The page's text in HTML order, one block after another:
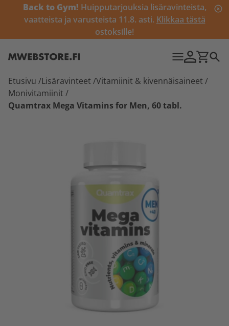
Back to Gym! Huipputarjouksia lisäravinteista,
vaatteista ja varusteista 11.8. asti. Klikkaa tästä
ostoksille!
Etusivu /Lisäravinteet /Vitamiinit & kivennäisaineet /
Monivitamiinit /
Quamtrax Mega Vitamins for Men, 60 tabl.